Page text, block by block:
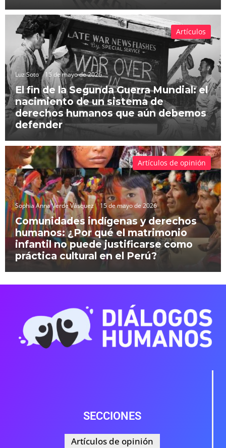
Luz Soto 15 de mayo de 2026
El fin de la Segunda Guerra Mundial: el
nacimiento de un sistema de
derechos humanos que aún debemos
defender
Artículos
Sophia Anna Verde Vásquez 15 de mayo de 2026
Comunidades indígenas y derechos
humanos: ¿Por qué el matrimonio
infantil no puede justificarse como
práctica cultural en el Perú?
Artículos de opinión
SECCIONES
Artículos de opinión